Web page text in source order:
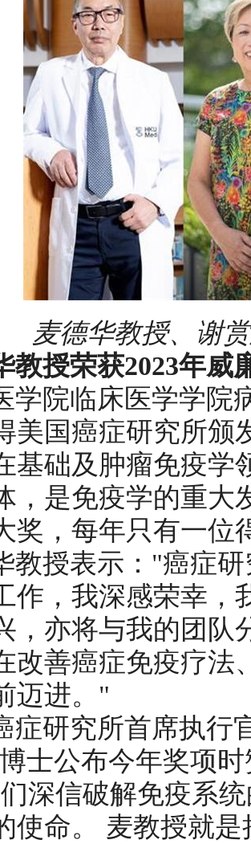
麦德华教授、谢
教授荣获2023年威
学院临床医学学院
美国癌症研究所颁
基础及肿瘤免疫学
，是免疫学的重大
奖，每年只有一位
教授表示："癌症
作，我深感荣幸，
，亦将与我的团队
改善癌症免疫疗法
迈进。"
症研究所首席执行
士公布今年奖项
深信破解免疫系
使命。 麦教授就